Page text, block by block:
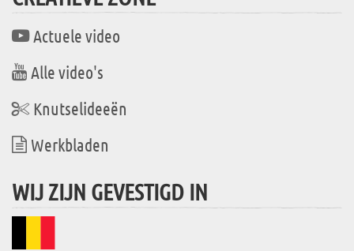
Actuele video
Alle video's
Knutselideeën
Werkbladen
WIJ ZIJN GEVESTIGD IN